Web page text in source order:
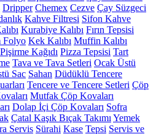
Dripper Chemex Cezve Çay Süzgeci
Kahve Filtresi Sifon Kahve
Kurabiye Kalıbı Fırın Tepsisi
Folyo Kek Kalıbı Muffin Kalıbı
Pişirme Kağıdı Pizza Tepsisi Tart
Tava ve Tava Setleri Ocak Üstü
Sac Sahan Düdüklü Tencere
Tencere ve Tencere Setleri Çöp
Mutfak Çöp Kovaları
Dolap İçi Çöp Kovaları Sofra
Çatal Kaşık Bıçak Takımı Yemek
Servis Sürahi Kase Tepsi Servis ve